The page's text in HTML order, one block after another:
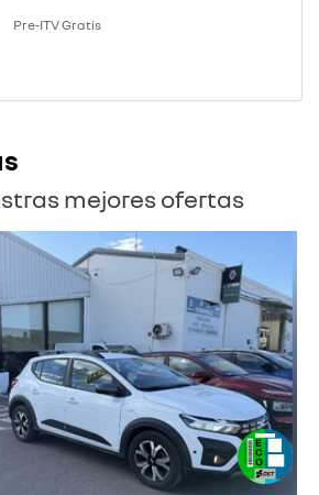
Pre-ITV Gratis
mejores ofertas